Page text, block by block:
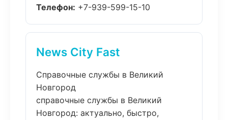
Телефон: +7-939-599-15-10
News City Fast
Справочные службы в Великий
Новгород
справочные службы в Великий
Новгород: актуально, быстро,